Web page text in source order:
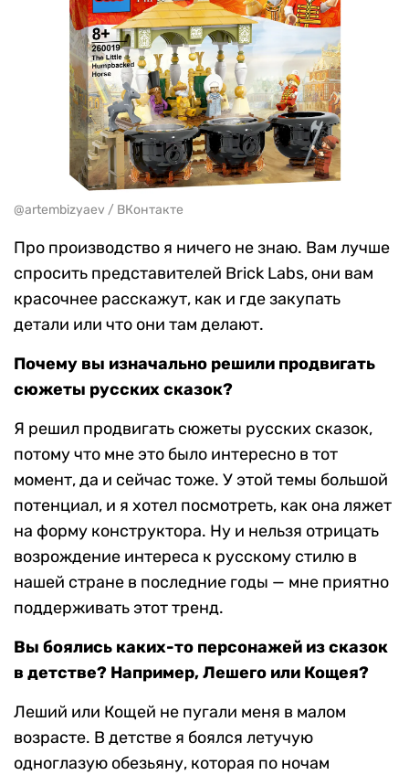
@artembizyaev / ВКонтакте
Про производство я ничего не знаю. Вам лучше
спросить представителей Brick Labs, они вам
красочнее расскажут, как и где закупать
детали или что они там делают.
Почему вы изначально решили продвигать
сюжеты русских сказок?
Я решил продвигать сюжеты русских сказок,
потому что мне это было интересно в тот
момент, да и сейчас тоже. У этой темы большой
потенциал, и я хотел посмотреть, как она ляжет
на форму конструктора. Ну и нельзя отрицать
возрождение интереса к русскому стилю в
нашей стране в последние годы — мне приятно
поддерживать этот тренд.
Вы боялись каких-то персонажей из сказок
в детстве? Например, Лешего или Кощея?
Леший или Кощей не пугали меня в малом
возрасте. В детстве я боялся летучую
одноглазую обезьяну, которая по ночам